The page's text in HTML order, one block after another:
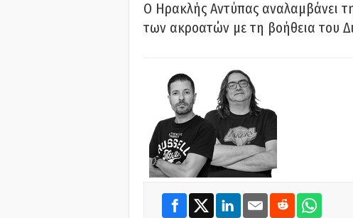
Ο Ηρακλής Αντύπας αναλαμβάνει
των ακροατών με τη βοήθεια του